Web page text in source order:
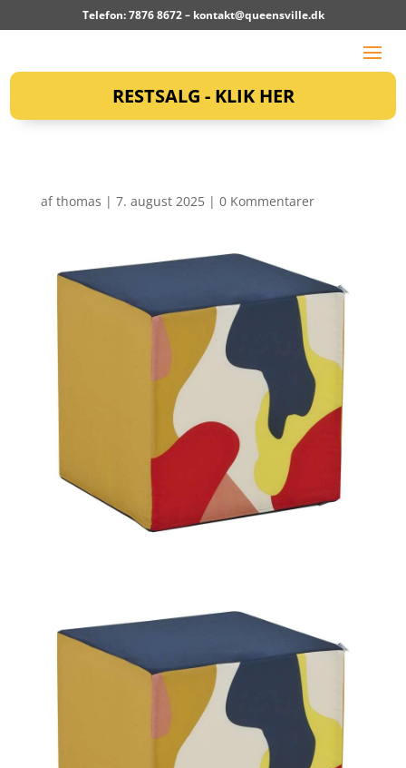
Telefon: 7876 8672 – kontakt@queensville.dk
RESTSALG - KLIK HER
afthomas | 7. august 2025| 0 Kommentarer